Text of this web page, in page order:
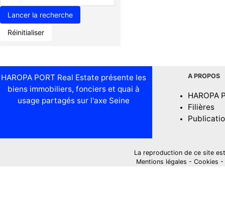
Réinitialiser
HAROPA PORT Real Estate présente les
biens immobiliers, fonciers et quai à
usage partagés sur l'axe Seine
A PROPOS
HAROPA
Filières
La reproduction de ce site
Mentions légales - Cookies -